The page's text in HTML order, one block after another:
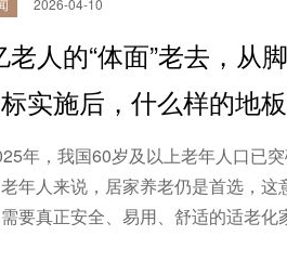
2026-04-10
老人的“体面”老去，从
实施后，什么样的地
老化”？
年，我国60岁及以上老年人口已
年人来说，居家养老仍是首选，这
要真正安全、易用、舒适的适老化